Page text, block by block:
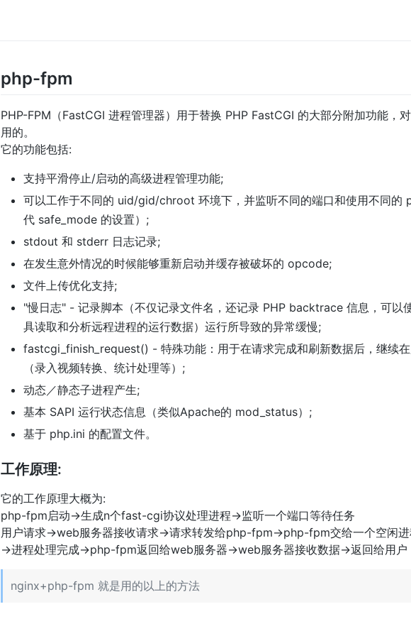
php-fpm
PHP-FPM（FastCGI 进程管理器）用于替换 PHP FastCGI 的大部分附加功能，
用的。
它的功能包括:
支持平滑停止/启动的高级进程管理功能;
可以工作于不同的 uid/gid/chroot 环境下，并监听不同的端口和使用不同的
代 safe_mode 的设置）;
stdout 和 stderr 日志记录;
在发生意外情况的时候能够重新启动并缓存被破坏的 opcode;
文件上传优化支持;
"慢日志" - 记录脚本（不仅记录文件名，还记录 PHP backtrace 信息，可以
具读取和分析远程进程的运行数据）运行所导致的异常缓慢;
fastcgi_finish_request() - 特殊功能：用于在请求完成和刷新数据后，继续
（录入视频转换、统计处理等）;
动态／静态子进程产生;
基本 SAPI 运行状态信息（类似Apache的 mod_status）;
基于 php.ini 的配置文件。
工作原理:
它的工作原理大概为:
php-fpm启动->生成n个fast-cgi协议处理进程->监听一个端口等待任务
用户请求->web服务器接收请求->请求转发给php-fpm->php-fpm交给一个空闲进
->进程处理完成->php-fpm返回给web服务器->web服务器接收数据->返回给用户
nginx+php-fpm 就是用的以上的方法